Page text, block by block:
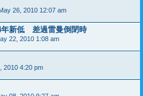
26, 2010 12:07 am
年新低 差過雷曼倒閉時
22, 2010 1:08 am
2010 4:20 pm